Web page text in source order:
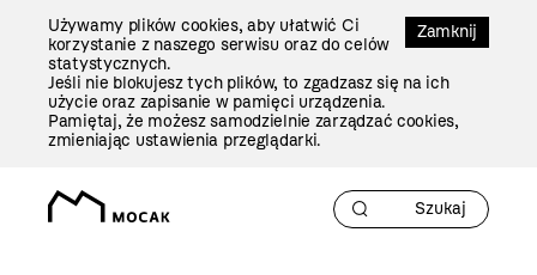
Zamknij
Używamy plików cookies, aby ułatwić Ci
korzystanie z naszego serwisu oraz do celów
statystycznych.
Jeśli nie blokujesz tych plików, to zgadzasz się na ich
użycie oraz zapisanie w pamięci urządzenia.
Pamiętaj, że możesz samodzielnie zarządzać cookies,
zmieniając ustawienia przeglądarki.